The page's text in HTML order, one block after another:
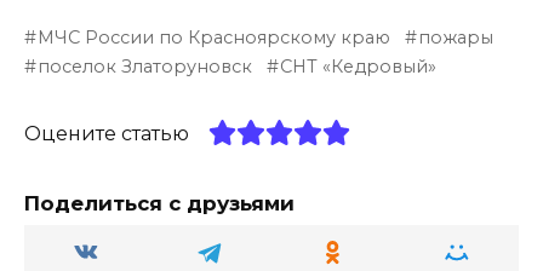
e
g
m
n
o
a
ni
ki
a
ts
p
er п
р
в
ь
МЧС России по Красноярскому краю
пожары
поселок Златоруновск
СНТ «Кедровый»
Оцените статью
Поделиться с друзьями